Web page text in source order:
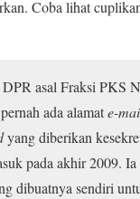
Coba lihat
asal Fraksi PKS
ada alamate-
yang diberikan
pada akhir 2009.
dibuatnya sendiri